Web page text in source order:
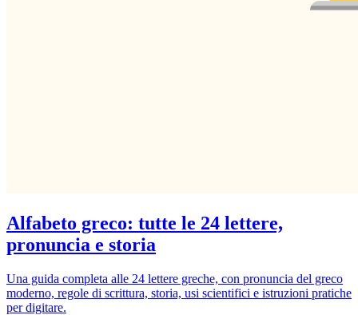
Alfabeto greco: tutte le 24 lettere,
pronuncia e storia
Una guida completa alle 24 lettere greche, con pronuncia del greco
moderno, regole di scrittura, storia, usi scientifici e istruzioni pratiche
per digitare.